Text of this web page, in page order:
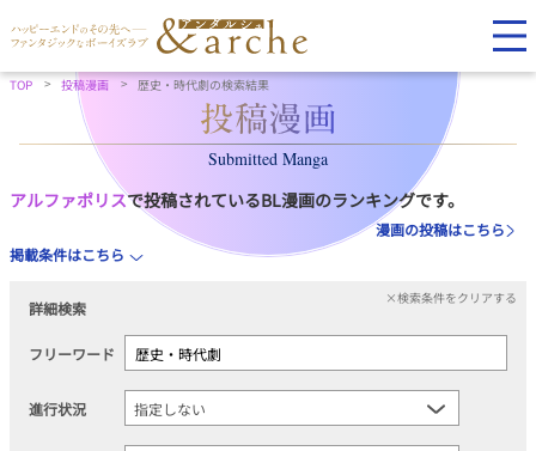
TOP 投稿漫画 歴史・時代劇の検索結果
Submitted Manga
アルファポリスで投稿されているBL漫画のランキングです。
漫画の投稿はこちら
掲載条件はこちら
詳細検索
×検索条件をクリアする
フリーワード
進行状況